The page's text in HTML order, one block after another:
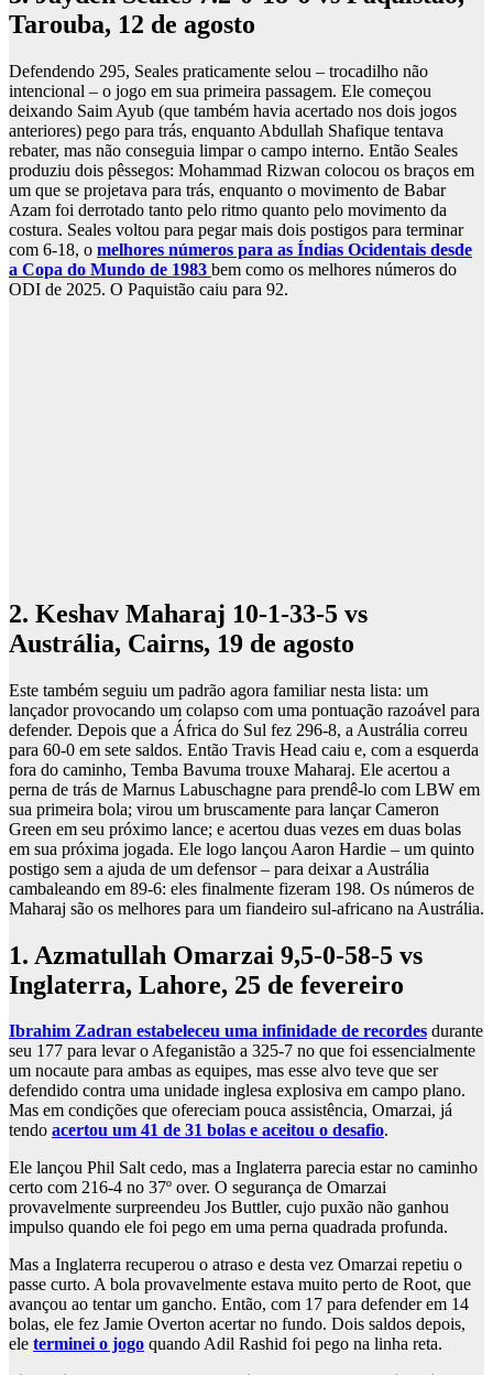
Tarouba, 12 de agosto
Defendendo 295, Seales praticamente selou – trocadilho não
intencional – o jogo em sua primeira passagem. Ele começou
deixando Saim Ayub (que também havia acertado nos dois jogos
anteriores) pego para trás, enquanto Abdullah Shafique tentava
rebater, mas não conseguia limpar o campo interno. Então Seales
produziu dois pêssegos: Mohammad Rizwan colocou os braços em
um que se projetava para trás, enquanto o movimento de Babar
Azam foi derrotado tanto pelo ritmo quanto pelo movimento da
costura. Seales voltou para pegar mais dois postigos para terminar
com 6-18, o melhores números para as Índias Ocidentais desde
a Copa do Mundo de 1983 bem como os melhores números do
ODI de 2025. O Paquistão caiu para 92.
2. Keshav Maharaj 10-1-33-5 vs
Austrália, Cairns, 19 de agosto
Este também seguiu um padrão agora familiar nesta lista: um
lançador provocando um colapso com uma pontuação razoável para
defender. Depois que a África do Sul fez 296-8, a Austrália correu
para 60-0 em sete saldos. Então Travis Head caiu e, com a esquerda
fora do caminho, Temba Bavuma trouxe Maharaj. Ele acertou a
perna de trás de Marnus Labuschagne para prendê-lo com LBW em
sua primeira bola; virou um bruscamente para lançar Cameron
Green em seu próximo lance; e acertou duas vezes em duas bolas
em sua próxima jogada. Ele logo lançou Aaron Hardie – um quinto
postigo sem a ajuda de um defensor – para deixar a Austrália
cambaleando em 89-6: eles finalmente fizeram 198. Os números de
Maharaj são os melhores para um fiandeiro sul-africano na Austrália.
1. Azmatullah Omarzai 9,5-0-58-5 vs
Inglaterra, Lahore, 25 de fevereiro
Ibrahim Zadran estabeleceu uma infinidade de recordes durante
seu 177 para levar o Afeganistão a 325-7 no que foi essencialmente
um nocaute para ambas as equipes, mas esse alvo teve que ser
defendido contra uma unidade inglesa explosiva em campo plano.
Mas em condições que ofereciam pouca assistência, Omarzai, já
tendo acertou um 41 de 31 bolas e aceitou o desafio.
Ele lançou Phil Salt cedo, mas a Inglaterra parecia estar no caminho
certo com 216-4 no 37º over. O segurança de Omarzai
provavelmente surpreendeu Jos Buttler, cujo puxão não ganhou
impulso quando ele foi pego em uma perna quadrada profunda.
Mas a Inglaterra recuperou o atraso e desta vez Omarzai repetiu o
passe curto. A bola provavelmente estava muito perto de Root, que
avançou ao tentar um gancho. Então, com 17 para defender em 14
bolas, ele fez Jamie Overton acertar no fundo. Dois saldos depois,
ele terminei o jogo quando Adil Rashid foi pego na linha reta.